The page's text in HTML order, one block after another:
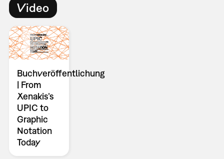
Video
Buchveröffentlichung
| From
Xenakis’s
UPIC to
Graphic
Notation
Today